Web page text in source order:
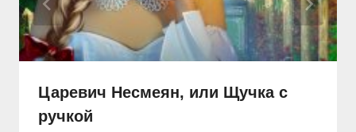
Царевич Несмеян, или Щучка с
ручкой